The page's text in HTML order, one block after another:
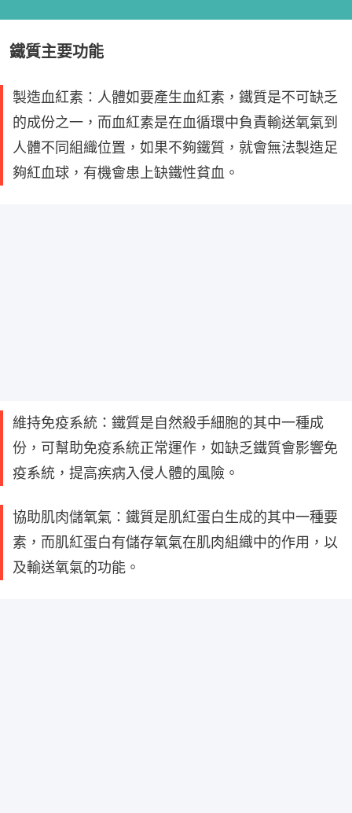
鐵質主要功能
製造血紅素：人體如要產生血紅素，鐵質是不可缺乏
的成份之一，而血紅素是在血循環中負責輸送氧氣到
人體不同組織位置，如果不夠鐵質，就會無法製造足
夠紅血球，有機會患上缺鐵性貧血。
維持免疫系統：鐵質是自然殺手細胞的其中一種成
份，可幫助免疫系統正常運作，如缺乏鐵質會影響免
疫系統，提高疾病入侵人體的風險。
協助肌肉儲氧氣：鐵質是肌紅蛋白生成的其中一種要
素，而肌紅蛋白有儲存氧氣在肌肉組織中的作用，以
及輸送氧氣的功能。